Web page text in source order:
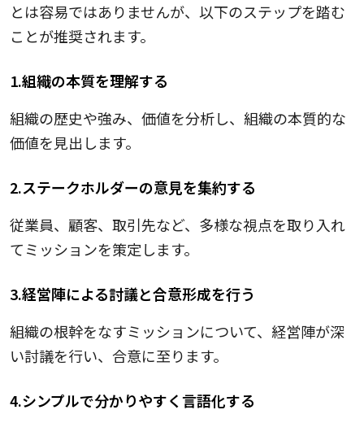
とは容易ではありませんが、以下のステップを踏む
ことが推奨されます。
1.組織の本質を理解する
組織の歴史や強み、価値を分析し、組織の本質的な
価値を見出します。
2.ステークホルダーの意見を集約する
従業員、顧客、取引先など、多様な視点を取り入れ
てミッションを策定します。
3.経営陣による討議と合意形成を行う
組織の根幹をなすミッションについて、経営陣が深
い討議を行い、合意に至ります。
4.シンプルで分かりやすく言語化する